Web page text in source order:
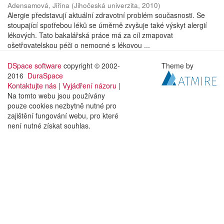
Adensamová, Jiřina (Jihočeská univerzita, 2010)
Alergie představují aktuální zdravotní problém současnosti. Se
stoupající spotřebou léků se úměrně zvyšuje také výskyt alergií
lékových. Tato bakalářská práce má za cíl zmapovat
ošetřovatelskou péči o nemocné s lékovou ...
DSpace software copyright © 2002-
2016 DuraSpace
Kontaktujte nás | Vyjádření názoru |
Na tomto webu jsou používány
pouze cookies nezbytně nutné pro
zajištění fungování webu, pro které
není nutné získat souhlas.
Theme by